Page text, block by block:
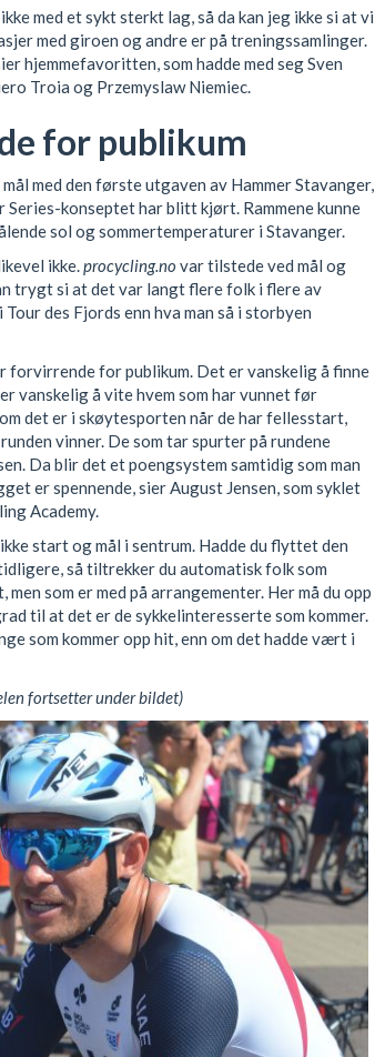
med et sykt sterkt lag, så da kan jeg ikke si at vi
med giroen og andre er på treningssamlinger.
hjemmefavoritten, som hadde med seg Sven
Troia og Przemyslaw Niemiec.
for publikum
med den første utgaven av Hammer Stavanger,
Series-konseptet har blitt kjørt. Rammene kunne
sol og sommertemperaturer i Stavanger.
ikke.procycling.no var tilstede ved mål og
trygt si at det var langt flere folk i flere av
des Fjords enn hva man så i storbyen
for publikum. Det er vanskelig å finne
vanskelig å vite hvem som har vunnet før
det er i skøytesporten når de har fellesstart,
vinner. De som tar spurter på rundene
Da blir det et poengsystem samtidig som man
er spennende, sier August Jensen, som syklet
Academy.
start og mål i sentrum. Hadde du flyttet den
så tiltrekker du automatisk folk som
som er med på arrangementer. Her må du opp
til at det er de sykkelinteresserte som kommer.
som kommer opp hit, enn om det hadde vært i
fortsetter under bildet)